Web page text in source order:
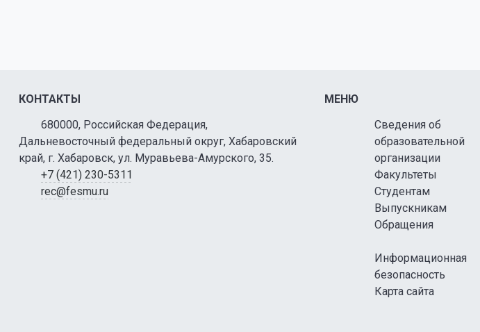
КОНТАКТЫ
680000, Российская Федерация,
Дальневосточный федеральный округ, Хабаровский
край, г. Хабаровск, ул. Муравьева-Амурского, 35.
+7 (421) 230-5311
rec@fesmu.ru
МЕНЮ
Сведения об
образовательной
организации
Факультеты
Студентам
Выпускникам
Обращения
Информационная
безопасность
Карта сайта